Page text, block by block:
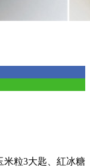
米粒3大匙、紅冰糖